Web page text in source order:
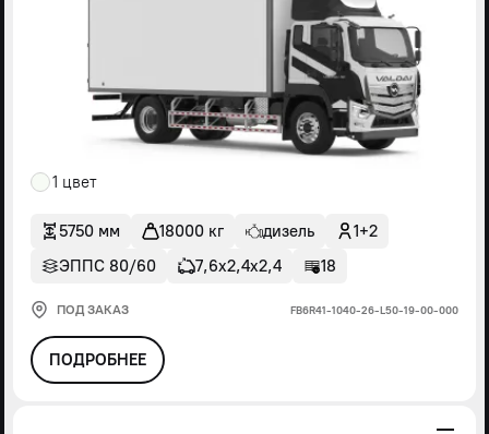
1 цвет
5750 мм 18000 кг дизель
1+2
ЭППС 80/60
7,6х2,4х2,4 18
ПОД ЗАКАЗ FВ6R41-1040-26-L50-19-00-000
ПОДРОБНЕЕ